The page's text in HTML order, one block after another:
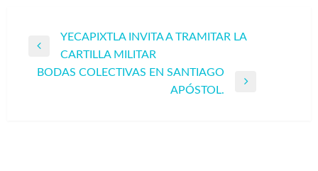
Navegación
entradas
Entrada
anterior
YECAPIXTLA INVITA A TRAMITAR LA
CARTILLA MILITAR
BODAS COLECTIVAS EN SANTIAGO
APÓSTOL.